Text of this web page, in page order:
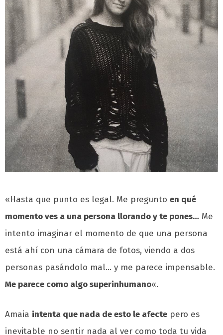
«Hasta que punto es legal. Me pregunto en qué
momento ves a una persona llorando y te pones… Me
intento imaginar el momento de que una persona
está ahí con una cámara de fotos, viendo a dos
personas pasándolo mal… y me parece impensable.
Me parece como algo superinhumano«.
Amaia intenta que nada de esto le afecte pero es
inevitable no sentir nada al ver como toda tu vida